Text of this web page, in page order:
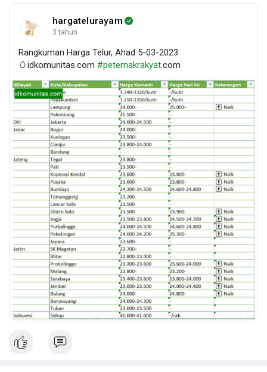
hargatelurayam
3 tahun
Rangkuman Harga Telur, Ahad 5-03-2023
🥚idkomunitas.com #peternakrakyat.com